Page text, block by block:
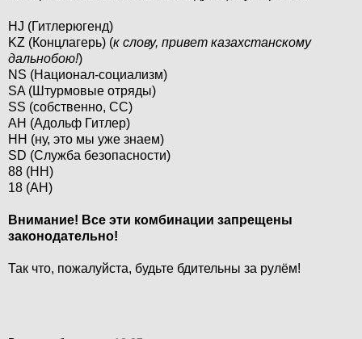
HJ (Гитлерюгенд)
KZ (Концлагерь) (к слову, привет казахстанскому
дальнобою!)
NS (Национал-социализм)
SA (Штурмовые отряды)
SS (собственно, СС)
AH (Адольф Гитлер)
HH (ну, это мы уже знаем)
SD (Служба безопасности)
88 (HH)
18 (AH)
Внимание! Все эти комбинации запрещены
законодательно!
Так что, пожалуйста, будьте бдительны за рулём!